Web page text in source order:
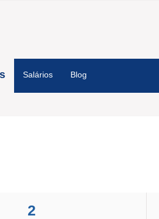
Salários Blog
2